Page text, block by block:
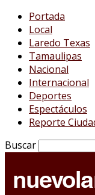
Portada
Local
Laredo Texas
Tamaulipas
Nacional
Internacional
Deportes
Espectáculos
Reporte
Buscar